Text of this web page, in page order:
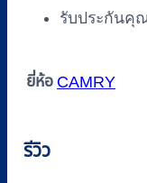
รับประกันคุ
ยี่ห้อ CAMRY
รีวิว